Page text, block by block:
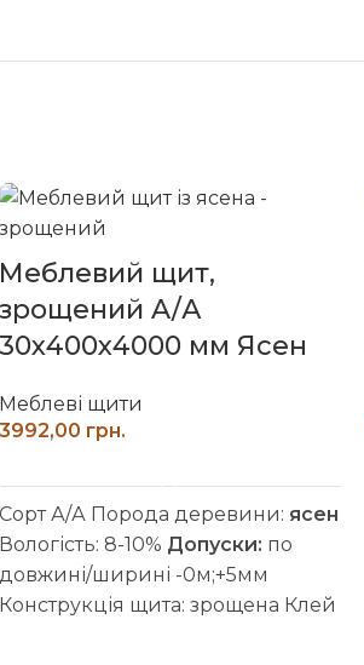
Меблевий щит,
зрощений A/А
30х400х4000 мм Ясен
Меблеві щити
грн.
Сорт А/А Порода деревини: ясен
Вологість: 8-10% Допуски: по
довжині/ширині -0м;+5мм
Конструкція щита: зрощена Клей